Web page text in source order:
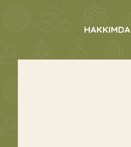
HAKKIMDA